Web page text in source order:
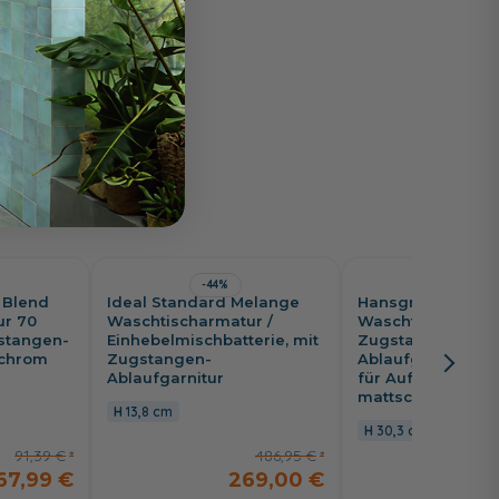
70
91,39 €
€
-44%
Ideal Standard Melange
Waschtischarmatur /
Einhebelmischbatterie, mit
Zugstangen-
Ablaufgarnitur
13,8 cm
486,95 €
269,00 €
Hansgrohe
Zugstangen-
Ablaufgarnitur,
für
mattschwarz
30,3 cm